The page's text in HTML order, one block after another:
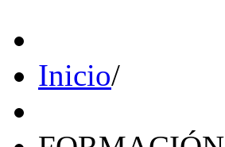
Inicio/